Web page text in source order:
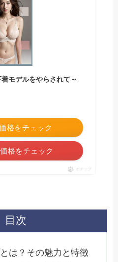
モデルをやらされて～
格をチェック
格をチェック
ポチップ
目次
は？その魅力と特徴